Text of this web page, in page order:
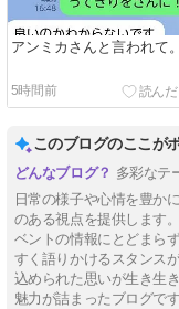
アンミカさんと言われて。
5時間前
このブログのここが
多彩なテ
日常の様子や心情を豊か
のある視点を提供します
ベントの情報にとどまら
すく語りかけるスタンス
込められた思いが生き生
魅力が詰まったブログです